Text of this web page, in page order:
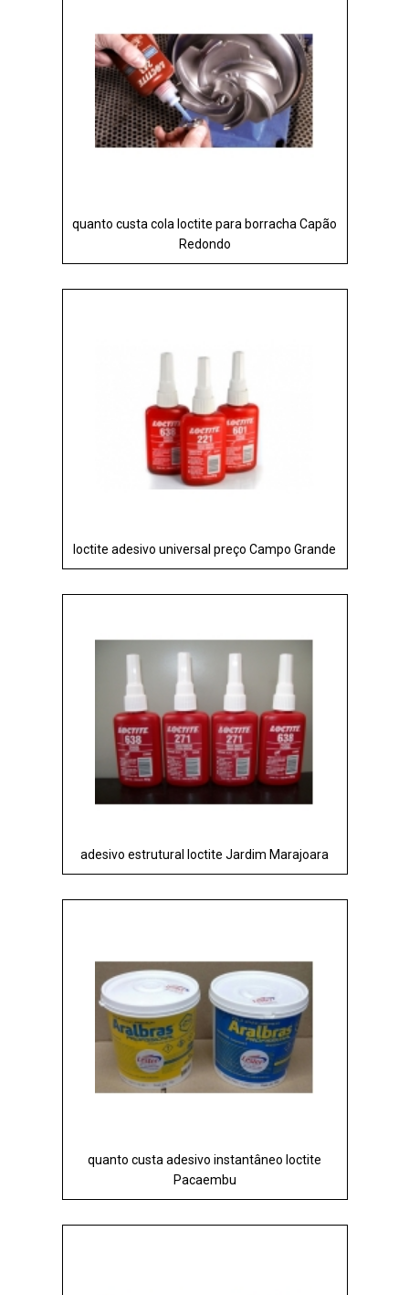
quanto custa cola loctite para borracha Capão
Redondo
loctite adesivo universal preço Campo Grande
adesivo estrutural loctite Jardim Marajoara
quanto custa adesivo instantâneo loctite
Pacaembu